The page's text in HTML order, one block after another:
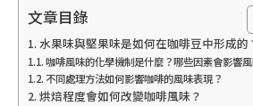
文章目錄
水果味與堅果味是如何在咖啡豆中形成的
咖啡風味的化學機制是什麼？哪些因素會影響風
不同處理方法如何影響咖啡的風味表現？
烘焙程度會如何改變咖啡風味？